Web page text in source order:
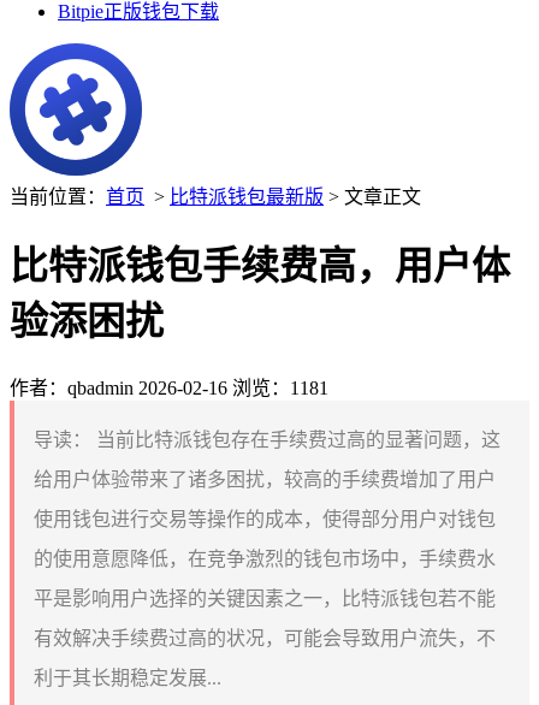
Bitpie正版钱包下载
当前位置： 首页 > 比特派钱包最新版 > 文章正文
比特派钱包手续费高，用户体
验添困扰
作者：qbadmin 2026-02-16 浏览：1181
导读：
当前比特派钱包存在手续费过高的显著问题，这
给用户体验带来了诸多困扰，较高的手续费增加了用户
使用钱包进行交易等操作的成本，使得部分用户对钱包
的使用意愿降低，在竞争激烈的钱包市场中，手续费水
平是影响用户选择的关键因素之一，比特派钱包若不能
有效解决手续费过高的状况，可能会导致用户流失，不
利于其长期稳定发展...